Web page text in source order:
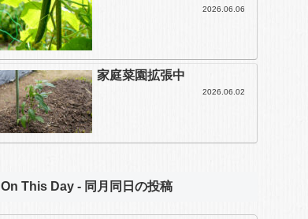
2026.06.06
家庭菜園拡張中
2026.06.02
On This Day - 同月同日の投稿